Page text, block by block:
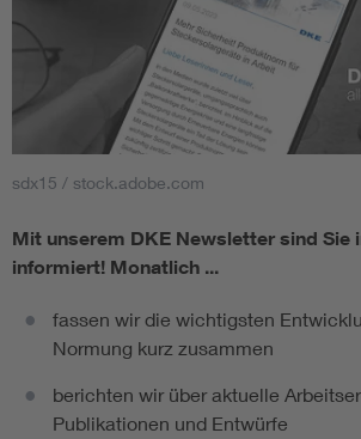
sdx15 / stock.adobe.com
Mit unserem DKE Newsletter sind Sie
informiert! Monatlich ...
fassen wir die wichtigsten
Normung kurz zusammen
berichten wir über aktuelle
Publikationen und Entwürfe